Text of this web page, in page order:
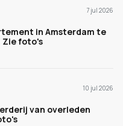
7 jul 2026
in Amsterdam te
Zie foto's
10 jul 2026
van overleden